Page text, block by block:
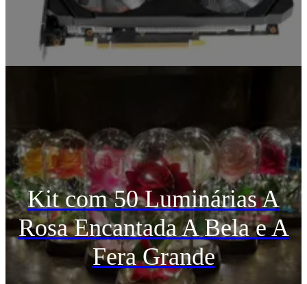
Kit com 50 Luminárias A
Rosa Encantada A Bela e A
Fera Grande